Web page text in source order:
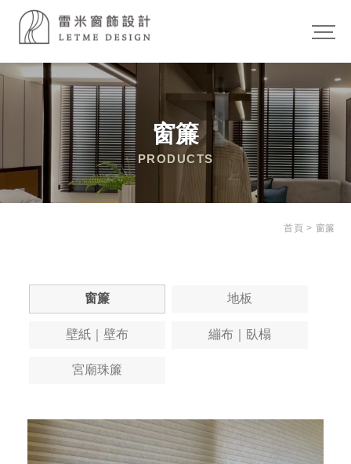
窗簾
首頁 > 窗簾
窗簾 地板
壁紙｜壁布 繃布｜臥榻
宮廟珠簾